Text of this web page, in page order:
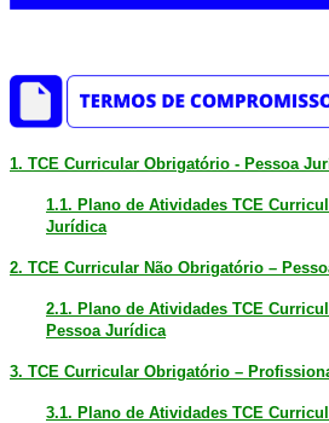
1. TCE Curricular Obrigatório - Pessoa
1.1. Plano de Atividades TCE
Jurídica
2. TCE Curricular Não Obrigatório –
2.1. Plano de Atividades TCE
Pessoa Jurídica
3. TCE Curricular Obrigatório –
3.1. Plano de Atividades TCE